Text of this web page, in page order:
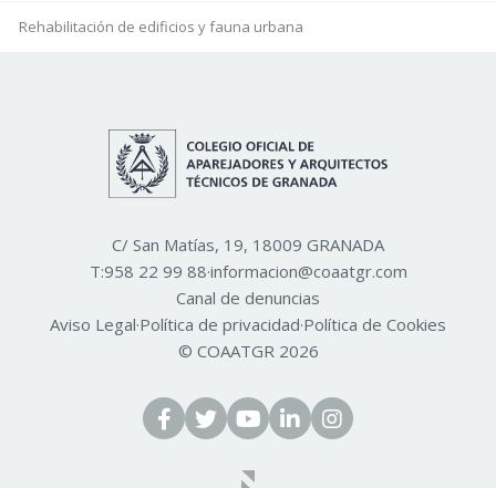
Rehabilitación de edificios y fauna urbana
C/ San Matías, 19, 18009 GRANADA
T:958 22 99 88·informacion@coaatgr.com
Canal de denuncias
Aviso Legal·Política de privacidad·Política de Cookies
© COAATGR 2026